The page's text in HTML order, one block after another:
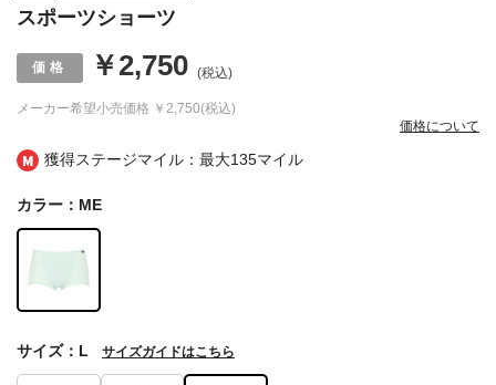
獲得ステージマイル：最大135マイル
スポーツショーツ
メーカー希望小売価格 ￥2,750(税込)
￥2,750 (税込)
価格について
カラー：ME
サイズ：L サイズガイドはこちら